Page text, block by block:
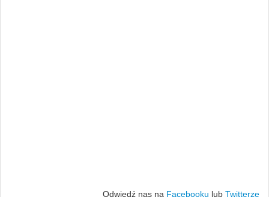
Odwiedź nas na Facebooku lub Twitterze